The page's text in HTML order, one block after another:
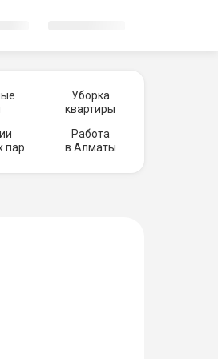
Уборка
квартиры
пар
Работа
в Алматы